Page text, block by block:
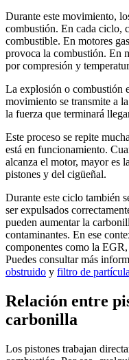
Durante este movimiento,
combustión. En cada ciclo,
combustible. En motores
provoca la combustión. En
por compresión y
La explosión o combustión
movimiento se transmite a
la fuerza que terminará
Este proceso se repite
está en funcionamiento.
alcanza el motor, mayor es
pistones y del cigüeñal.
Durante este ciclo también
ser expulsados
pueden aumentar la
contaminantes. En ese
componentes como la
Puedes consultar más
obstruido y filtro de
Relación entre
carbonilla
Los pistones trabajan